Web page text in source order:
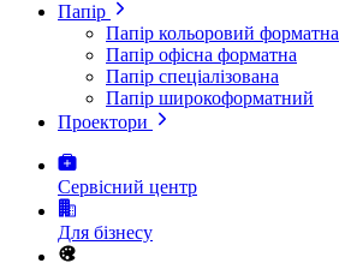
Папір
Папір кольоровий форматна
Папір офісна форматна
Папір спеціалізована
Папір широкоформатний
Проектори
Сервісний центр
Для бізнесу